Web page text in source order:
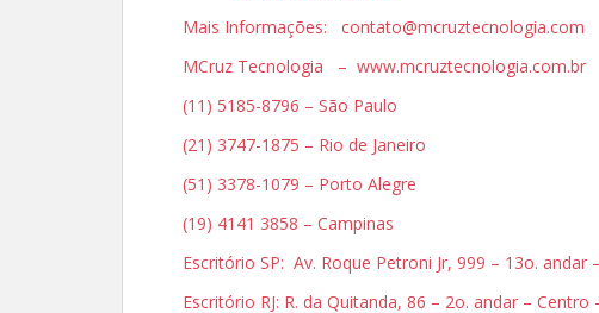
Mais Informações: contato@mcruztecnologia.com
MCruz Tecnologia – www.mcruztecnologia.com.br
(11) 5185-8796 – São Paulo
(21) 3747-1875 – Rio de Janeiro
(51) 3378-1079 – Porto Alegre
(19) 4141 3858 – Campinas
Escritório SP: Av. Roque Petroni Jr, 999 – 13o. andar
Escritório RJ: R. da Quitanda, 86 – 2o. andar – Centro